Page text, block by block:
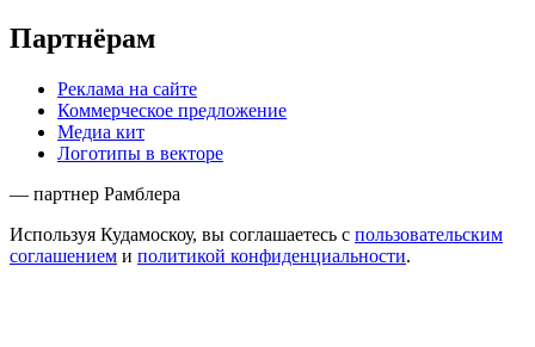
Партнёрам
Реклама на сайте
Коммерческое предложение
Медиа кит
Логотипы в векторе
— партнер Рамблера
Используя Кудамоскоу, вы соглашаетесь с пользовательским
соглашением и политикой конфиденциальности.